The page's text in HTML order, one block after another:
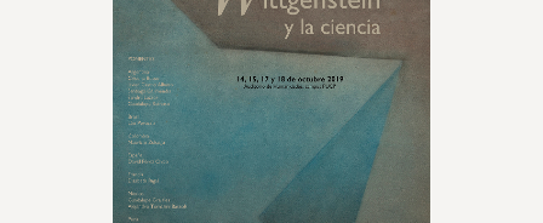
Acerca de nosotros
Reglamento